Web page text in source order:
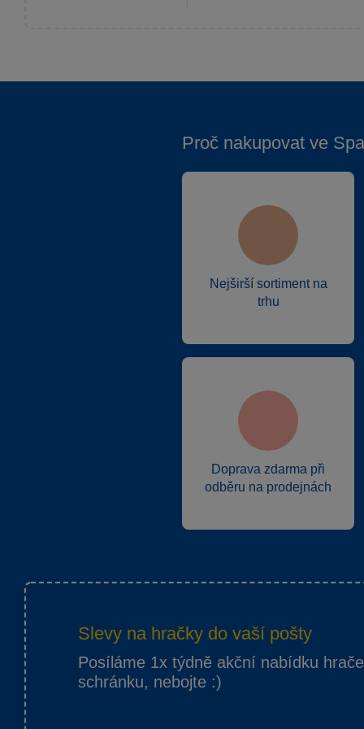
Proč nakupovat ve
Nejširší sortiment na
trhu
Doprava zdarma při
odběru na prodejnách
Slevy na hračky do vaší pošty
Posíláme 1x týdně akční nabídku
schránku, nebojte :)